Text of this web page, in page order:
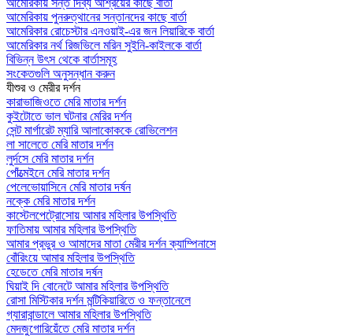
আমেরিকায় পুনরুত্থানের সন্তানদের কাছে বার্তা
আমেরিকার রোচেস্টার এনওয়াই-এর জন লিয়ারিকে বার্তা
আমেরিকার নর্থ রিজভিলে মরিন সুইনি-কাইলকে বার্তা
বিভিন্ন উৎস থেকে বার্তাসমূহ
সংকেতগুলি অনুসন্ধান করুন
যীশুর ও মেরীর দর্শন
কারাভাজিওতে মেরি মাতার দর্শন
কুইটোতে ভাল ঘটনার মেরির দর্শন
সেন্ট মার্গারেট ম্যারি আলাকোককে রোভিলেশন
লা সালেতে মেরি মাতার দর্শন
লুর্দসে মেরি মাতার দর্শন
পোঁত্মেইনে মেরি মাতার দর্শন
পেলেভোয়াসিনে মেরি মাতার দর্ষন
নক্কে মেরি মাতার দর্শন
কাস্টেলপেট্রোসোয় আমার মহিলার উপস্থিতি
ফাতিমায় আমার মহিলার উপস্থিতি
আমার প্রভুর ও আমাদের মাতা মেরীর দর্শন ক্যাম্পিনাসে
বোঁরিংয়ে আমার মহিলার উপস্থিতি
হেডেতে মেরি মাতার দর্ষন
ঘিয়াই দি বোনেটে আমার মহিলার উপস্থিতি
রোসা মিস্টিকার দর্শন মন্টিকিয়ারিতে ও ফন্তানেলে
গ্যারাবান্ডালে আমার মহিলার উপস্থিতি
মেদজুগোরিয়েঁতে মেরি মাতার দর্শন